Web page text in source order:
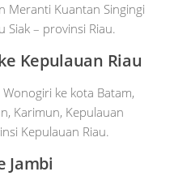
Meranti Kuantan Singingi
Siak – provinsi Riau.
Kepulauan Riau
ke kota Batam,
Karimun, Kepulauan
Kepulauan Riau.
Jambi